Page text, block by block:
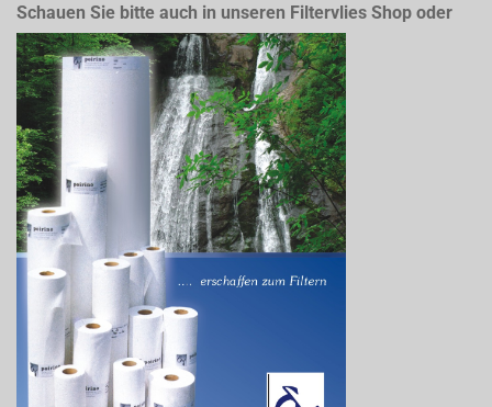
Schauen Sie bitte auch in unseren Filtervlies Shop oder